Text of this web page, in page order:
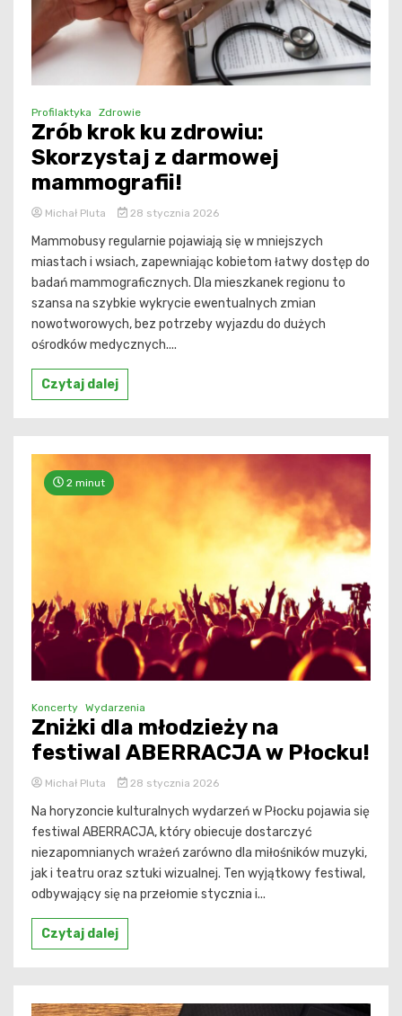
Profilaktyka Zdrowie
Zrób krok ku zdrowiu:
Skorzystaj z darmowej
mammografii!
Michał Pluta 28 stycznia 2026
Mammobusy regularnie pojawiają się w mniejszych
miastach i wsiach, zapewniając kobietom łatwy dostęp do
badań mammograficznych. Dla mieszkanek regionu to
szansa na szybkie wykrycie ewentualnych zmian
nowotworowych, bez potrzeby wyjazdu do dużych
ośrodków medycznych....
Czytaj dalej
2 minut
Koncerty Wydarzenia
Zniżki dla młodzieży na
festiwal ABERRACJA w Płocku!
Michał Pluta 28 stycznia 2026
Na horyzoncie kulturalnych wydarzeń w Płocku pojawia się
festiwal ABERRACJA, który obiecuje dostarczyć
niezapomnianych wrażeń zarówno dla miłośników muzyki,
jak i teatru oraz sztuki wizualnej. Ten wyjątkowy festiwal,
odbywający się na przełomie stycznia i...
Czytaj dalej